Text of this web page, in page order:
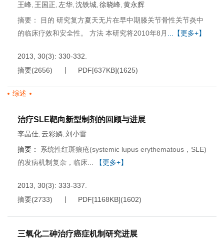
王峰, 王国正, 左华, 沈铁城, 徐晓峰, 黄永辉
摘要： 目的 研究复方夏天无片在早中期膝关节骨性关节炎中
的临床疗效和安全性。 方法 本研究将2010年8月
...【更多+】
2013, 30(3): 330-332.
摘要(2656) PDF[637KB](1625)
综述
治疗SLE靶向新型制剂的回顾与进展
李晶佳, 云彩鳞, 刘小雷
摘要：
系统性红斑狼疮(systemic lupus erythematous，SLE)
的发病机制复杂，临床...
【更多+】
2013, 30(3): 333-337.
摘要(2733) PDF[1168KB](1602)
三氧化二砷治疗癌症机制研究进展